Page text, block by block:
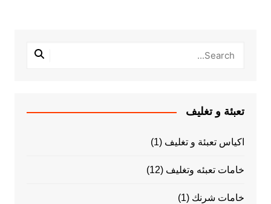
تعبئة و تغليف
اكياس تعبئة و تغليف (1)
خامات تعبئه وتغليف (12)
خامات شرنك (1)